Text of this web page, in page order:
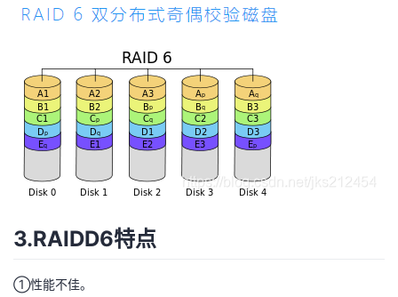
3.RAIDD6特点
①性能不佳。